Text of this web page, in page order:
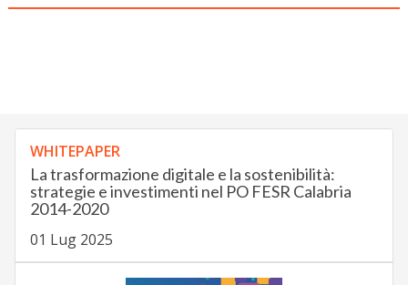
WHITEPAPER
La trasformazione digitale e la sostenibilità:
strategie e investimenti nel PO FESR Calabria
2014-2020
01 Lug 2025